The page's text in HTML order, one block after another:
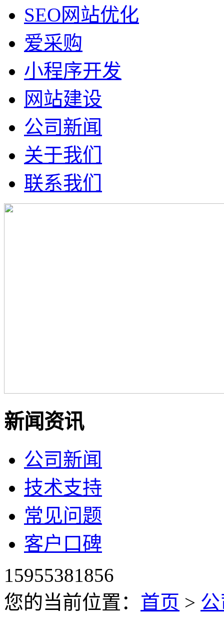
SEO网站优化
爱采购
小程序开发
网站建设
公司新闻
关于我们
联系我们
新闻资讯
公司新闻
技术支持
常见问题
客户口碑
15955381856
您的当前位置： 首页 >